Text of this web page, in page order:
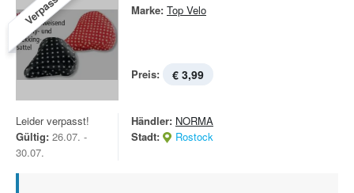
Marke: Top Velo
Preis: € 3,99
Leider verpasst!
Gültig: 26.07. -
30.07.
Händler: NORMA
Stadt:
Rostock